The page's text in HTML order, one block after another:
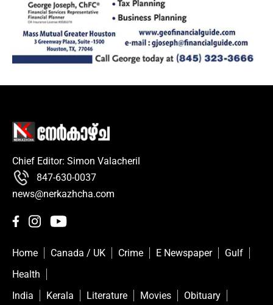
Chief Editor: Simon Valacheril
847-630-0037
news@nerkazhcha.com
Home Canada / UK Crime E Newspaper
Gulf
Health
India
Kerala Literature Movies Obituary